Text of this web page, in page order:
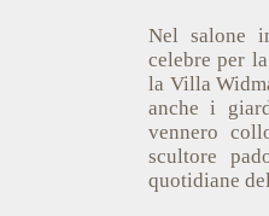
Nel salone
celebre per
la Villa
anche i
vennero
scultore
quotidiane